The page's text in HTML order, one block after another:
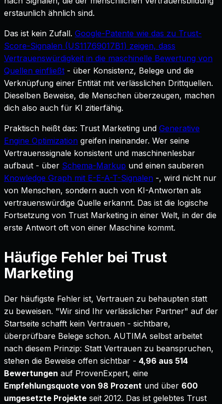
erstaunlich ähnlich sind.
Das ist kein Zufall. Google-Patente wie das zu Trust-
Score-Signalen (US11769017B1) zeigen, dass
Vertrauenswürdigkeit in die maschinelle Bewertung von
Quellen einfließt - über Konsistenz, Belege und die
Verknüpfung einer Entität mit verlässlichen Drittquellen.
Dieselben Beweise, die Menschen überzeugen, machen
dich also auch für KI zitierfähig.
Praktisch heißt das: Trust Marketing und Generative
Engine Optimization greifen ineinander. Wer seine
Vertrauenssignale konsistent und maschinenlesbar
aufbaut - über Schema-Markup und einen sauberen
Knowledge Graph mit E-E-A-T-Signalen -, wird nicht nur
von Menschen, sondern auch von KI-Antworten als
vertrauenswürdige Quelle erkannt. Das ist die logische
Fortsetzung von Trust Marketing in einer Welt, in der die
erste Antwort oft von einer Maschine kommt.
Häufige Fehler bei Trust
Marketing
Der häufigste Fehler ist, Vertrauen zu behaupten statt
zu beweisen. "Wir sind Ihr verlässlicher Partner" auf der
Startseite schafft kein Vertrauen - sichtbare,
überprüfbare Belege schon. AUTIMA selbst arbeitet
nach diesem Prinzip: Statt Vertrauen zu beanspruchen,
stehen die Beweise offen sichtbar - 4,96 aus 514
Bewertungen auf ProvenExpert, eine
Empfehlungsquote von 98 Prozent und über 600
umgesetzte Projekte seit 2012. Das ist gelebtes Trust